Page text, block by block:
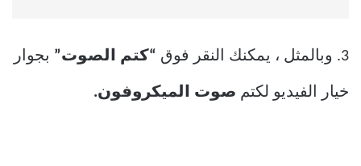
3. وبالمثل ، يمكنك النقر فوق “كتم الصوت” بجوار
خيار الفيديو لكتم صوت الميكروفون.